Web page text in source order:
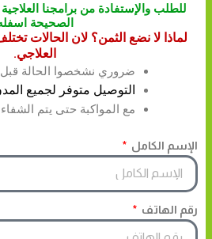
للطلب والإستفادة من برامجنا
الصحيحة
لماذا لا نضع الثمن؟ لان الحالات
العلاجي.
ضروري نشخصوا الحالة قبل
التوصيل متوفر لجميع
مع المواكبة حتى يتم الشفاء
الإسم الكامل
رقم الهاتف